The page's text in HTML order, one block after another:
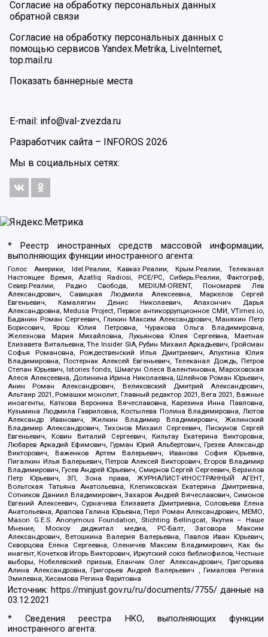
Согласие на обработку персональных данных
обратной связи
Согласие на обработку персональных данных с
помощью сервисов Yandex.Metrika, LiveInternet,
top.mail.ru
Показать баннерные места
E-mail: info@val-zvezda.ru
Разработчик сайта –
INFOROS 2026
Мы в социальных сетях:
* Реестр иностранных средств массовой информации,
выполняющих функции иностранного агента:
Голос Америки, Idel.Реалии, Кавказ.Реалии, Крым.Реалии, Телеканал
Настоящее Время, Azatliq Radiosi, PCE/PC, Сибирь.Реалии, Фактограф,
Север.Реалии, Радио Свобода, MEDIUM-ORIENT, Пономарев Лев
Александрович, Савицкая Людмила Алексеевна, Маркелов Сергей
Евгеньевич, Камалягин Денис Николаевич, Апахончич Дарья
Александровна, Medusa Project, Первое антикоррупционное СМИ, VTimes.io,
Баданин Роман Сергеевич, Гликин Максим Александрович, Маняхин Петр
Борисович, Ярош Юлия Петровна, Чуракова Ольга Владимировна,
Железнова Мария Михайловна, Лукьянова Юлия Сергеевна, Маетная
Елизавета Витальевна, The Insider SIA, Рубин Михаил Аркадьевич, Гройсман
Софья Романовна, Рождественский Илья Дмитриевич, Апухтина Юлия
Владимировна, Постернак Алексей Евгеньевич, Телеканал Дождь, Петров
Степан Юрьевич, Istories fonds, Шмагун Олеся Валентиновна, Мароховская
Алеся Алексеевна, Долинина Ирина Николаевна, Шлейнов Роман Юрьевич,
Анин Роман Александрович, Великовский Дмитрий Александрович,
Альтаир 2021, Ромашки монолит, Главный редактор 2021, Вега 2021, Важные
иноагенты, Каткова Вероника Вячеславовна, Карезина Инна Павловна,
Кузьмина Людмила Гавриловна, Костылева Полина Владимировна, Лютов
Александр Иванович, Жилкин Владимир Владимирович, Жилинский
Владимир Александрович, Тихонов Михаил Сергеевич, Пискунов Сергей
Евгеньевич, Ковин Виталий Сергеевич, Кильтау Екатерина Викторовна,
Любарев Аркадий Ефимович, Гурман Юрий Альбертович, Грезев Александр
Викторович, Важенков Артем Валерьевич, Иванова София Юрьевна,
Пигалкин Илья Валерьевич, Петров Алексей Викторович, Егоров Владимир
Владимирович, Гусев Андрей Юрьевич, Смирнов Сергей Сергеевич, Верзилов
Петр Юрьевич, ЗП, Зона права, ЖУРНАЛИСТ-ИНОСТРАННЫЙ АГЕНТ,
Вольтская Татьяна Анатольевна, Клепиковская Екатерина Дмитриевна,
Сотников Даниил Владимирович, Захаров Андрей Вячеславович, Симонов
Евгений Алексеевич, Сурначева Елизавета Дмитриевна, Соловьева Елена
Анатольевна, Арапова Галина Юрьевна, Перл Роман Александрович, МЕМО,
Mason G.E.S. Anonymous Foundation, Stichting Bellingcat, Якутия – Наше
Мнение, Москоу диджитал медиа, РС-Балт, Заговора Максим
Александрович, Ветошкина Валерия Валерьевна, Павлов Иван Юрьевич,
Скворцова Елена Сергеевна, Оленичев Максим Владимирович, Как бы
инагент, Кочетков Игорь Викторович, Иркутский союз библиофилов, Честные
выборы, Нобелевский призыв, Еланчик Олег Александрович, Григорьева
Алина Александровна, Григорьев Андрей Валерьевич , Гималова Регина
Эмилевна, Хисамова Регина Фаритовна
Источник: https://minjust.gov.ru/ru/documents/7755/ данные на
03.12.2021
* Сведения реестра НКО, выполняющих функции
иностранного агента: